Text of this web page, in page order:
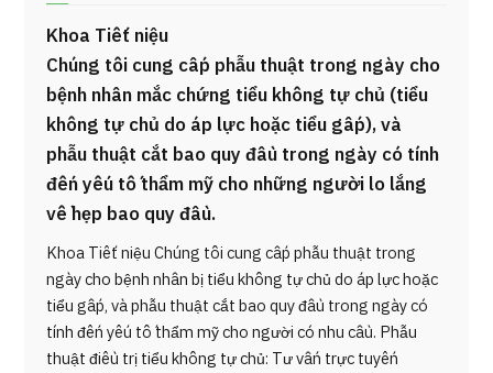
Khoa Tiết niệu
Chúng tôi cung cấp phẫu thuật trong ngày cho
bệnh nhân mắc chứng tiểu không tự chủ (tiểu
không tự chủ do áp lực hoặc tiểu gấp), và
phẫu thuật cắt bao quy đầu trong ngày có tính
đến yếu tố thẩm mỹ cho những người lo lắng
về hẹp bao quy đầu.
Khoa Tiết niệu Chúng tôi cung cấp phẫu thuật trong
ngày cho bệnh nhân bị tiểu không tự chủ do áp lực hoặc
tiểu gấp, và phẫu thuật cắt bao quy đầu trong ngày có
tính đến yếu tố thẩm mỹ cho người có nhu cầu. Phẫu
thuật điều trị tiểu không tự chủ: Tư vấn trực tuyến